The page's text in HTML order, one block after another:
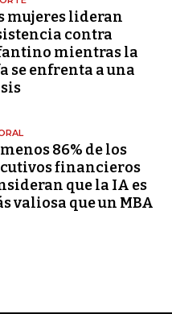
mujeres lideran
contra
mientras la
se enfrenta a una
86% de los
financieros
que la IA es
valiosa que un MBA